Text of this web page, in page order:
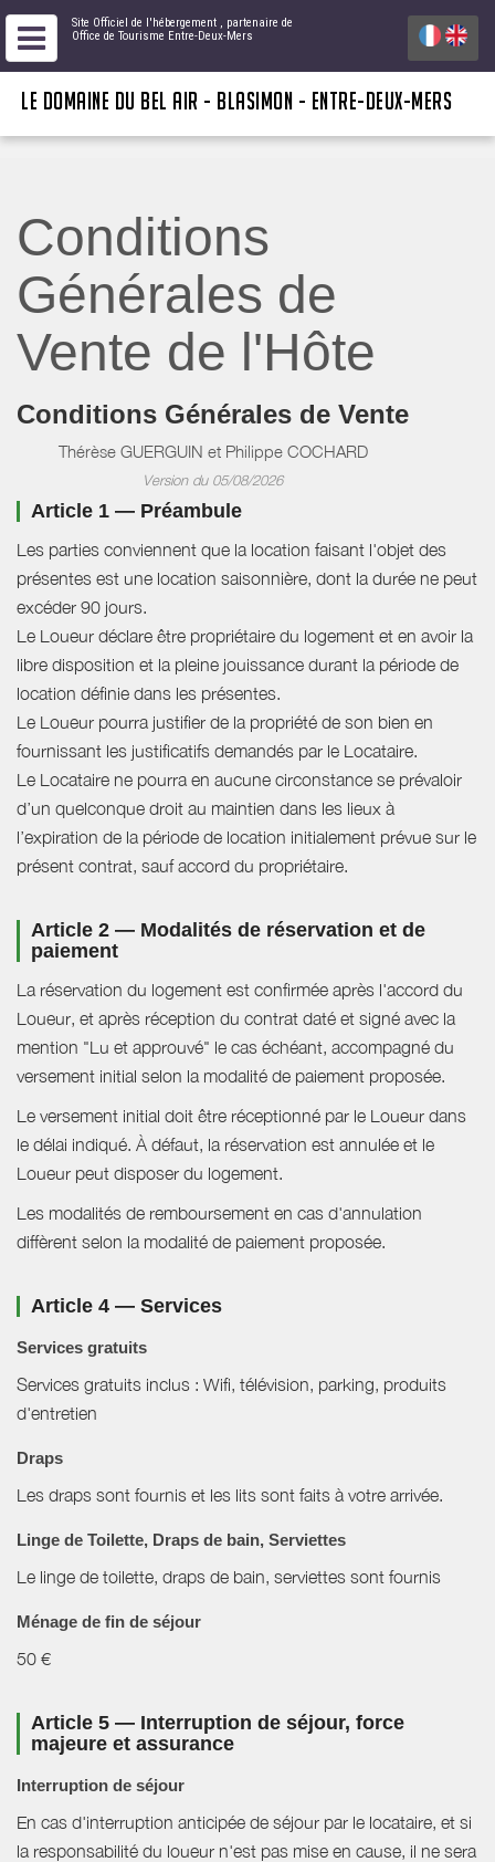
Site Officiel de l'hébergement , partenaire de
Office de Tourisme Entre-Deux-Mers
LE DOMAINE DU BEL AIR - BLASIMON - ENTRE-DEUX-MERS
Conditions
Générales de
Vente de l'Hôte
Conditions Générales de Vente
Thérèse GUERGUIN et Philippe COCHARD
Version du 05/08/2026
Article 1 — Préambule
Les parties conviennent que la location faisant l'objet des
présentes est une location saisonnière, dont la durée ne peut
excéder 90 jours.
Le Loueur déclare être propriétaire du logement et en avoir la
libre disposition et la pleine jouissance durant la période de
location définie dans les présentes.
Le Loueur pourra justifier de la propriété de son bien en
fournissant les justificatifs demandés par le Locataire.
Le Locataire ne pourra en aucune circonstance se prévaloir
d’un quelconque droit au maintien dans les lieux à
l’expiration de la période de location initialement prévue sur le
présent contrat, sauf accord du propriétaire.
Article 2 — Modalités de réservation et de
paiement
La réservation du logement est confirmée après l'accord du
Loueur, et après réception du contrat daté et signé avec la
mention "Lu et approuvé" le cas échéant, accompagné du
versement initial selon la modalité de paiement proposée.
Le versement initial doit être réceptionné par le Loueur dans
le délai indiqué. À défaut, la réservation est annulée et le
Loueur peut disposer du logement.
Les modalités de remboursement en cas d'annulation
diffèrent selon la modalité de paiement proposée.
Article 4 — Services
Services gratuits
Services gratuits inclus : Wifi, télévision, parking, produits
d'entretien
Draps
Les draps sont fournis et les lits sont faits à votre arrivée.
Linge de Toilette, Draps de bain, Serviettes
Le linge de toilette, draps de bain, serviettes sont fournis
Ménage de fin de séjour
50 €
Article 5 — Interruption de séjour, force
majeure et assurance
Interruption de séjour
En cas d'interruption anticipée de séjour par le locataire, et si
la responsabilité du loueur n'est pas mise en cause, il ne sera